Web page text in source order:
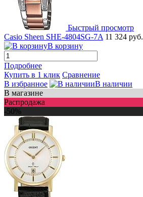
Быстрый просмотр
Casio Sheen SHE-4804SG-7A 11 324 руб.
В корзину
Подробнее
Купить в 1 клик Сравнение
В избранное
В наличии
В магазине
Распродажа
-50%